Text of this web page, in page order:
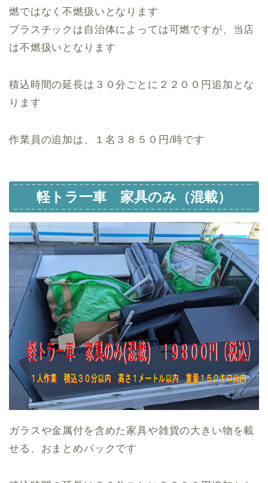
燃ではなく不燃扱いとなります
プラスチックは自治体によっては可燃ですが、当店
は不燃扱いとなります
積込時間の延長は３０分ごとに２２００円追加とな
ります
作業員の追加は、１名３８５０円/時です
軽トラ一車 家具のみ（混載）
ガラスや金属付を含めた家具や雑貨の大きい物を載
せる、おまとめパックです